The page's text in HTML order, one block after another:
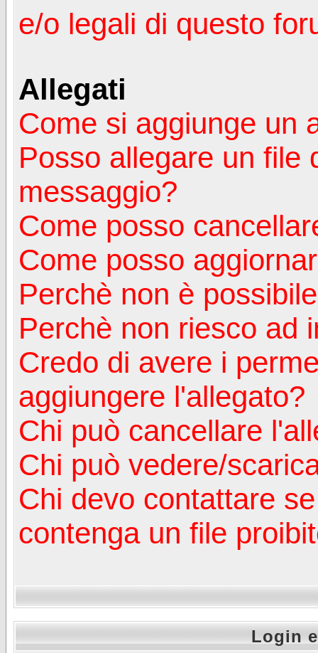
e/o legali di questo
Allegati
Come si aggiunge un
Posso allegare un file
messaggio?
Come posso
Come posso
Perchè non è
Perchè non riesco ad
Credo di avere i
aggiungere l'allegato?
Chi può cancellare
Chi può vedere/
Chi devo contattare
contenga un file
Login